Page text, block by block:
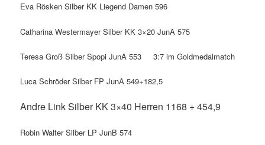
Eva Rösken Silber KK Liegend Damen 596
Catharina Westermayer Silber KK 3×20 JunA 575
Teresa Groß Silber Spopi JunA 553 3:7 im Goldmedalmatch
Luca Schröder Silber FP JunA 549+182,5
Andre Link Silber KK 3×40 Herren 1168 +454,9
Robin Walter Silber LP JunB 574